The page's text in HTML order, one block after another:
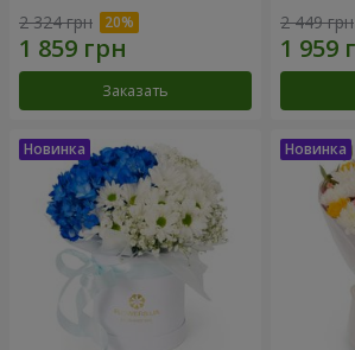
2 324 грн
Заказать
2 449 грн